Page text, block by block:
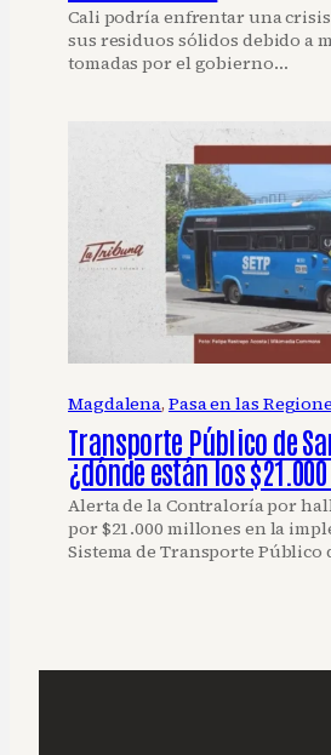
Cali podría enfrentar una
sus residuos sólidos debido a
tomadas por el gobierno…
Magdalena, Pasa en las
Transporte Público de
¿dónde están los
Alerta de la Contraloría por
por $21.000 millones en la
Sistema de Transporte Público